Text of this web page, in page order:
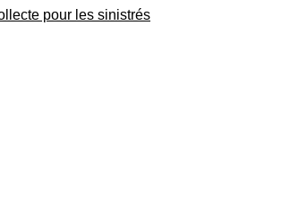
pour les sinistrés